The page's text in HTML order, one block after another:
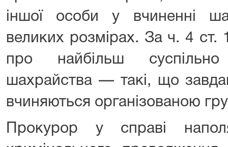
іншої особи у вчиненні
великих розмірах. За ч. 4 ст.
про найбільш
шахрайства — такі, що
вчиняються організованою
Прокурор у справі